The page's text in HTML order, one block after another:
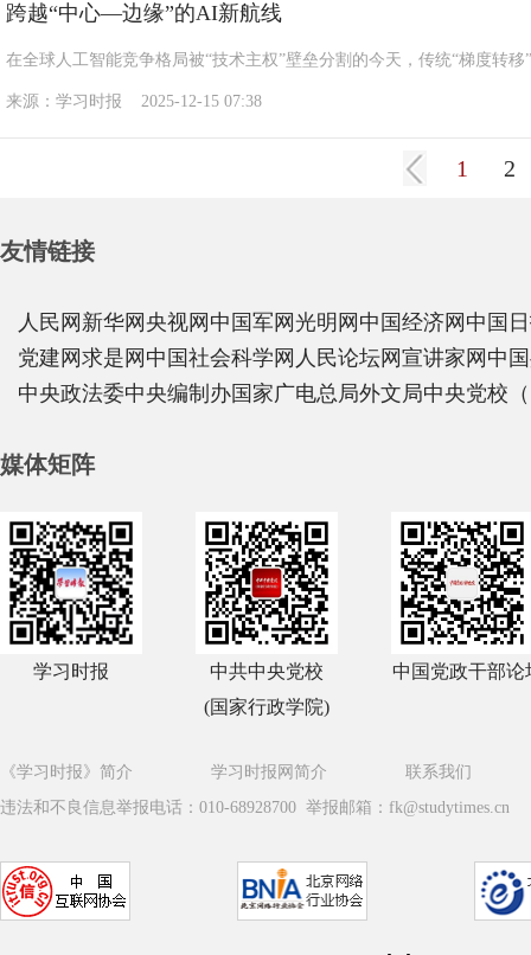
跨越“中心—边缘”的AI新航线
在全球人工智能竞争格局被“技术主权”壁垒分割的今天，传统“梯度转
来源：学习时报 2025-12-15 07:38
1 2
友情链接
人民网 新华网 央视网 中国军网 光明网 中国经济网 中国
党建网 求是网 中国社会科学网 人民论坛网 宣讲家网 中
中央政法委中央编制办国家广电总局外文局中央党校
媒体矩阵
学习时报
中共中央党校
(国家行政学院)
中国党政干部论
《学习时报》简介 学习时报网简介
联系我们
违法和不良信息举报电话：010-68928700 举报邮箱：fk@studytimes.cn